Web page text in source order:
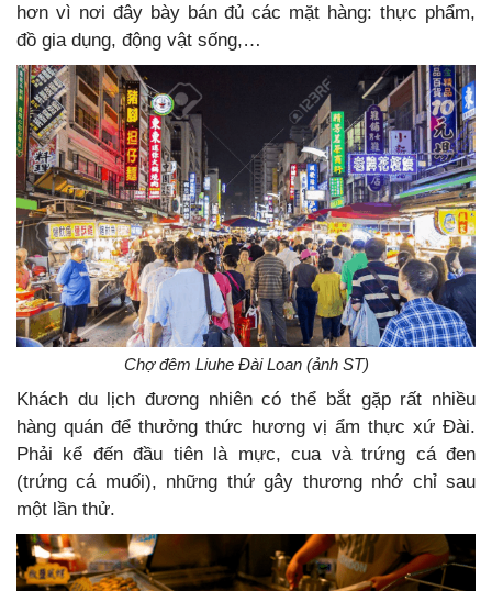
hơn vì nơi đây bày bán đủ các mặt hàng: thực phẩm,
đồ gia dụng, động vật sống,…
Chợ đêm Liuhe Đài Loan (ảnh ST)
Khách du lịch đương nhiên có thể bắt gặp rất nhiều
hàng quán để thưởng thức hương vị ẩm thực xứ Đài.
Phải kể đến đầu tiên là mực, cua và trứng cá đen
(trứng cá muối), những thứ gây thương nhớ chỉ sau
một lần thử.